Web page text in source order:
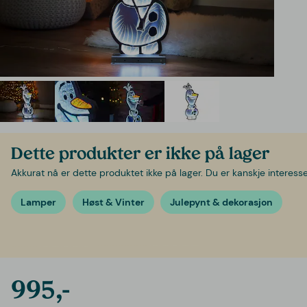
Dette produkter er ikke på lager
Akkurat nå er dette produktet ikke på lager. Du er kanskje
Lamper Høst & Vinter Julepynt & dekorasjon
995,-